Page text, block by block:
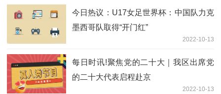
今日热议：U17女足世界杯：中国队力克
墨西哥队取得“开门红”
2022-10-13
每日时讯!聚焦党的二十大｜我区出席党
的二十大代表启程赴京
2022-10-13